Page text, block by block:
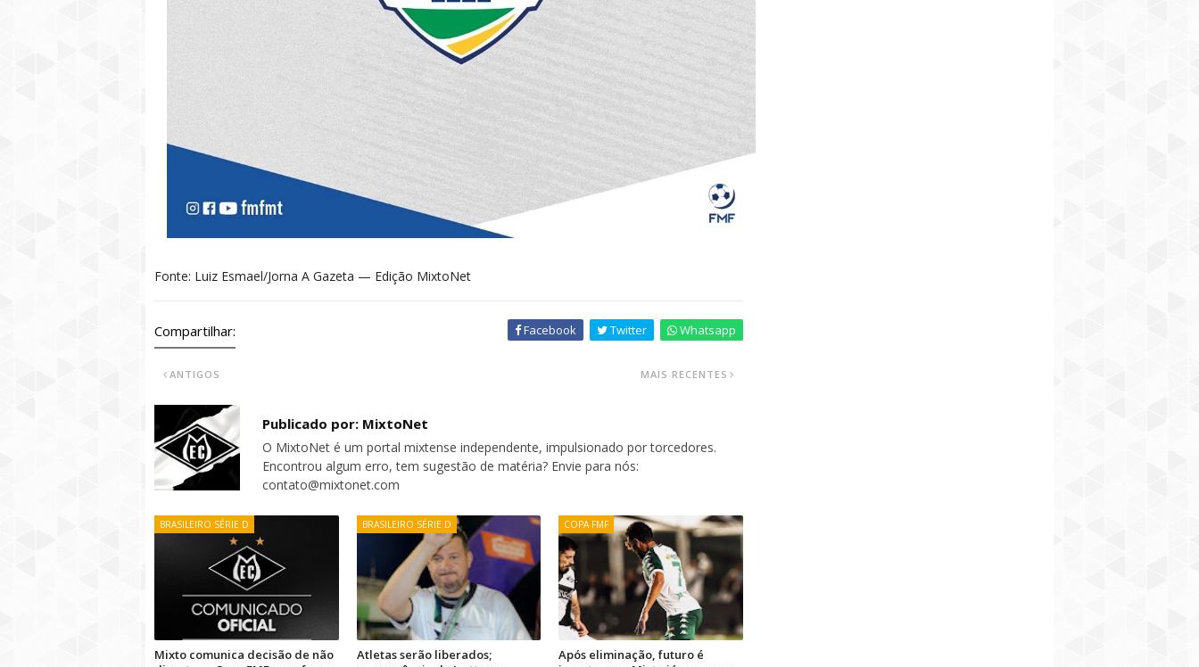
Fonte: Luiz Esmael/Jorna A Gazeta — Edição MixtoNet
Compartilhar: Facebook Twitter Whatsapp
MAIS RECENTES
ANTIGOS
Publicado por: MixtoNet
O MixtoNet é um portal mixtense independente, impulsionado por torcedores.
Encontrou algum erro, tem sugestão de matéria? Envie para nós:
contato@mixtonet.com
BRASILEIRO SÉRIE D
Mixto comunica decisão de não
BRASILEIRO SÉRIE D
Atletas serão liberados;
COPA FMF
Após eliminação, futuro é